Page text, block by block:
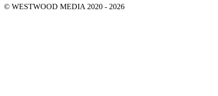
© WESTWOOD MEDIA 2020 - 2026